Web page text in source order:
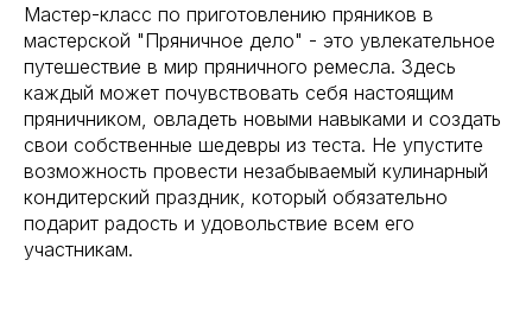
Мастер-класс по приготовлению пряников в
мастерской "Пряничное дело" - это увлекательное
путешествие в мир пряничного ремесла. Здесь
каждый может почувствовать себя настоящим
пряничником, овладеть новыми навыками и создать
свои собственные шедевры из теста. Не упустите
возможность провести незабываемый кулинарный
кондитерский праздник, который обязательно
подарит радость и удовольствие всем его
участникам.